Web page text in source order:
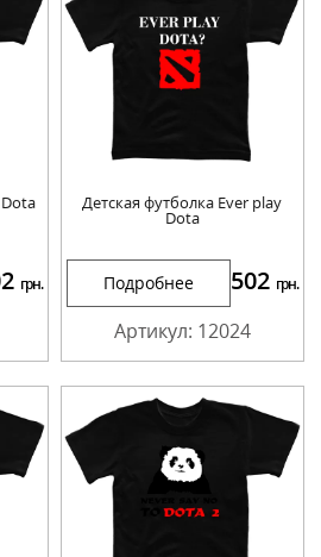
грн.
Детская футболка Ever play
Dota
Подробнее 502 грн.
Артикул: 12024